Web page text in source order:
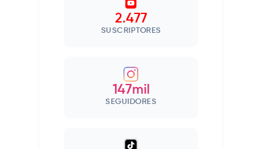
2.477
SUSCRIPTORES
147mil
SEGUIDORES